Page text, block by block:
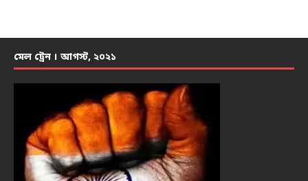
মেল ট্রেন । আগস্ট, ২০২১